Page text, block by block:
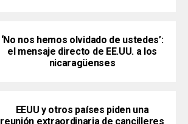
‘No nos hemos olvidado de ustedes’:
el mensaje directo de EE.UU. a los
nicaragüenses
EEUU y otros países piden una
reunión extraordinaria de cancilleres